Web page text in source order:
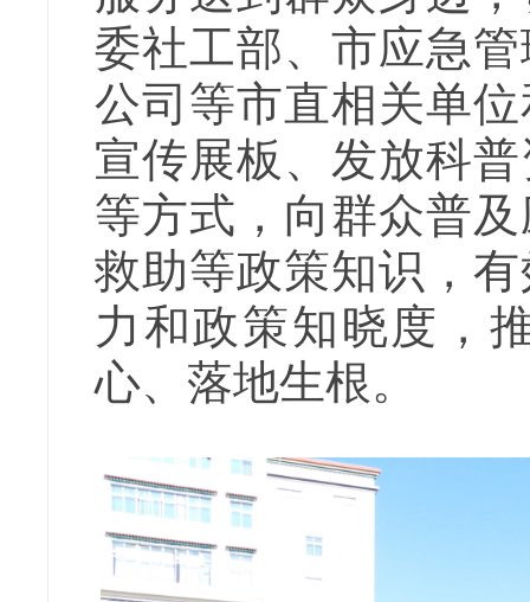
委社工部、市应急
公司等市直相关单
宣传展板、发放科
等方式，向群众普
救助等政策知识，
力和政策知晓度，
心、落地生根。